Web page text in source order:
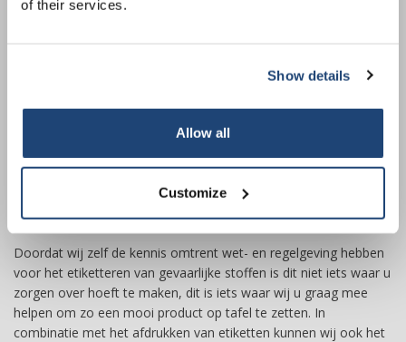
of their services.
Show details
Allow all
Customize
Doordat wij zelf de kennis omtrent wet- en regelgeving hebben
voor het etiketteren van gevaarlijke stoffen is dit niet iets waar u
zorgen over hoeft te maken, dit is iets waar wij u graag mee
helpen om zo een mooi product op tafel te zetten. In
combinatie met het afdrukken van etiketten kunnen wij ook het
€50.00